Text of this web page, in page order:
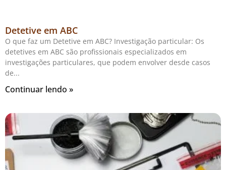
Detetive em ABC
O que faz um Detetive em ABC? Investigação particular: Os
detetives em ABC são profissionais especializados em
investigações particulares, que podem envolver desde casos
de
Continuar lendo »